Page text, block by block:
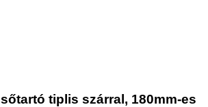
tiplis szárral, 180mm-es